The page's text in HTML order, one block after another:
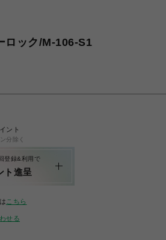
ロック/M-106-S1
ント
分除く
登録&利用で
ト進呈
こちら
せる